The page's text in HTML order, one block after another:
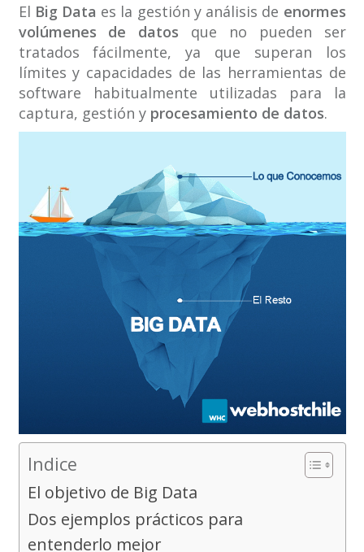
El Big Data es la gestión y análisis de enormes
volúmenes de datos que no pueden ser
tratados fácilmente, ya que superan los
límites y capacidades de las herramientas de
software habitualmente utilizadas para la
captura, gestión y procesamiento de datos.
Indice
El objetivo de Big Data
Dos ejemplos prácticos para
entenderlo mejor